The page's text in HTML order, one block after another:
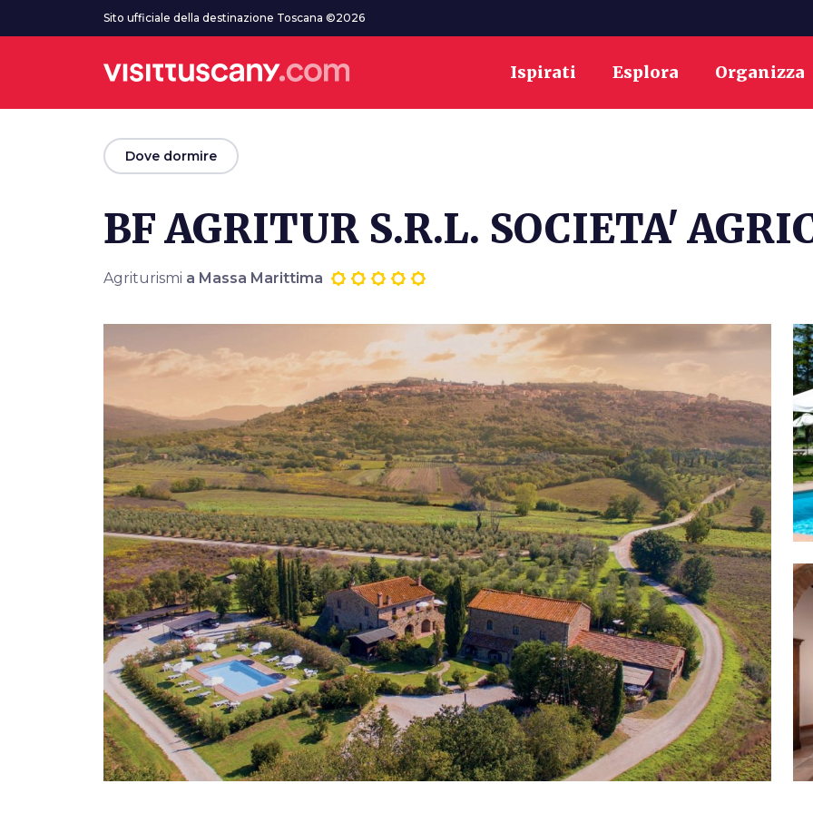
Vai al contenuto principaleSito ufficiale della destinazione Toscana ©2026
Ispirati Esplora Organizza
arrow_backDove dormire
BF AGRITUR S.R.L. SOCIETA'
Agriturismi a Massa Marittima